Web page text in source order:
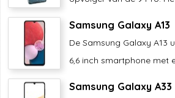
Samsung Galaxy A13
De Samsung Galaxy A13
6,6 inch smartphone met
Samsung Galaxy A33